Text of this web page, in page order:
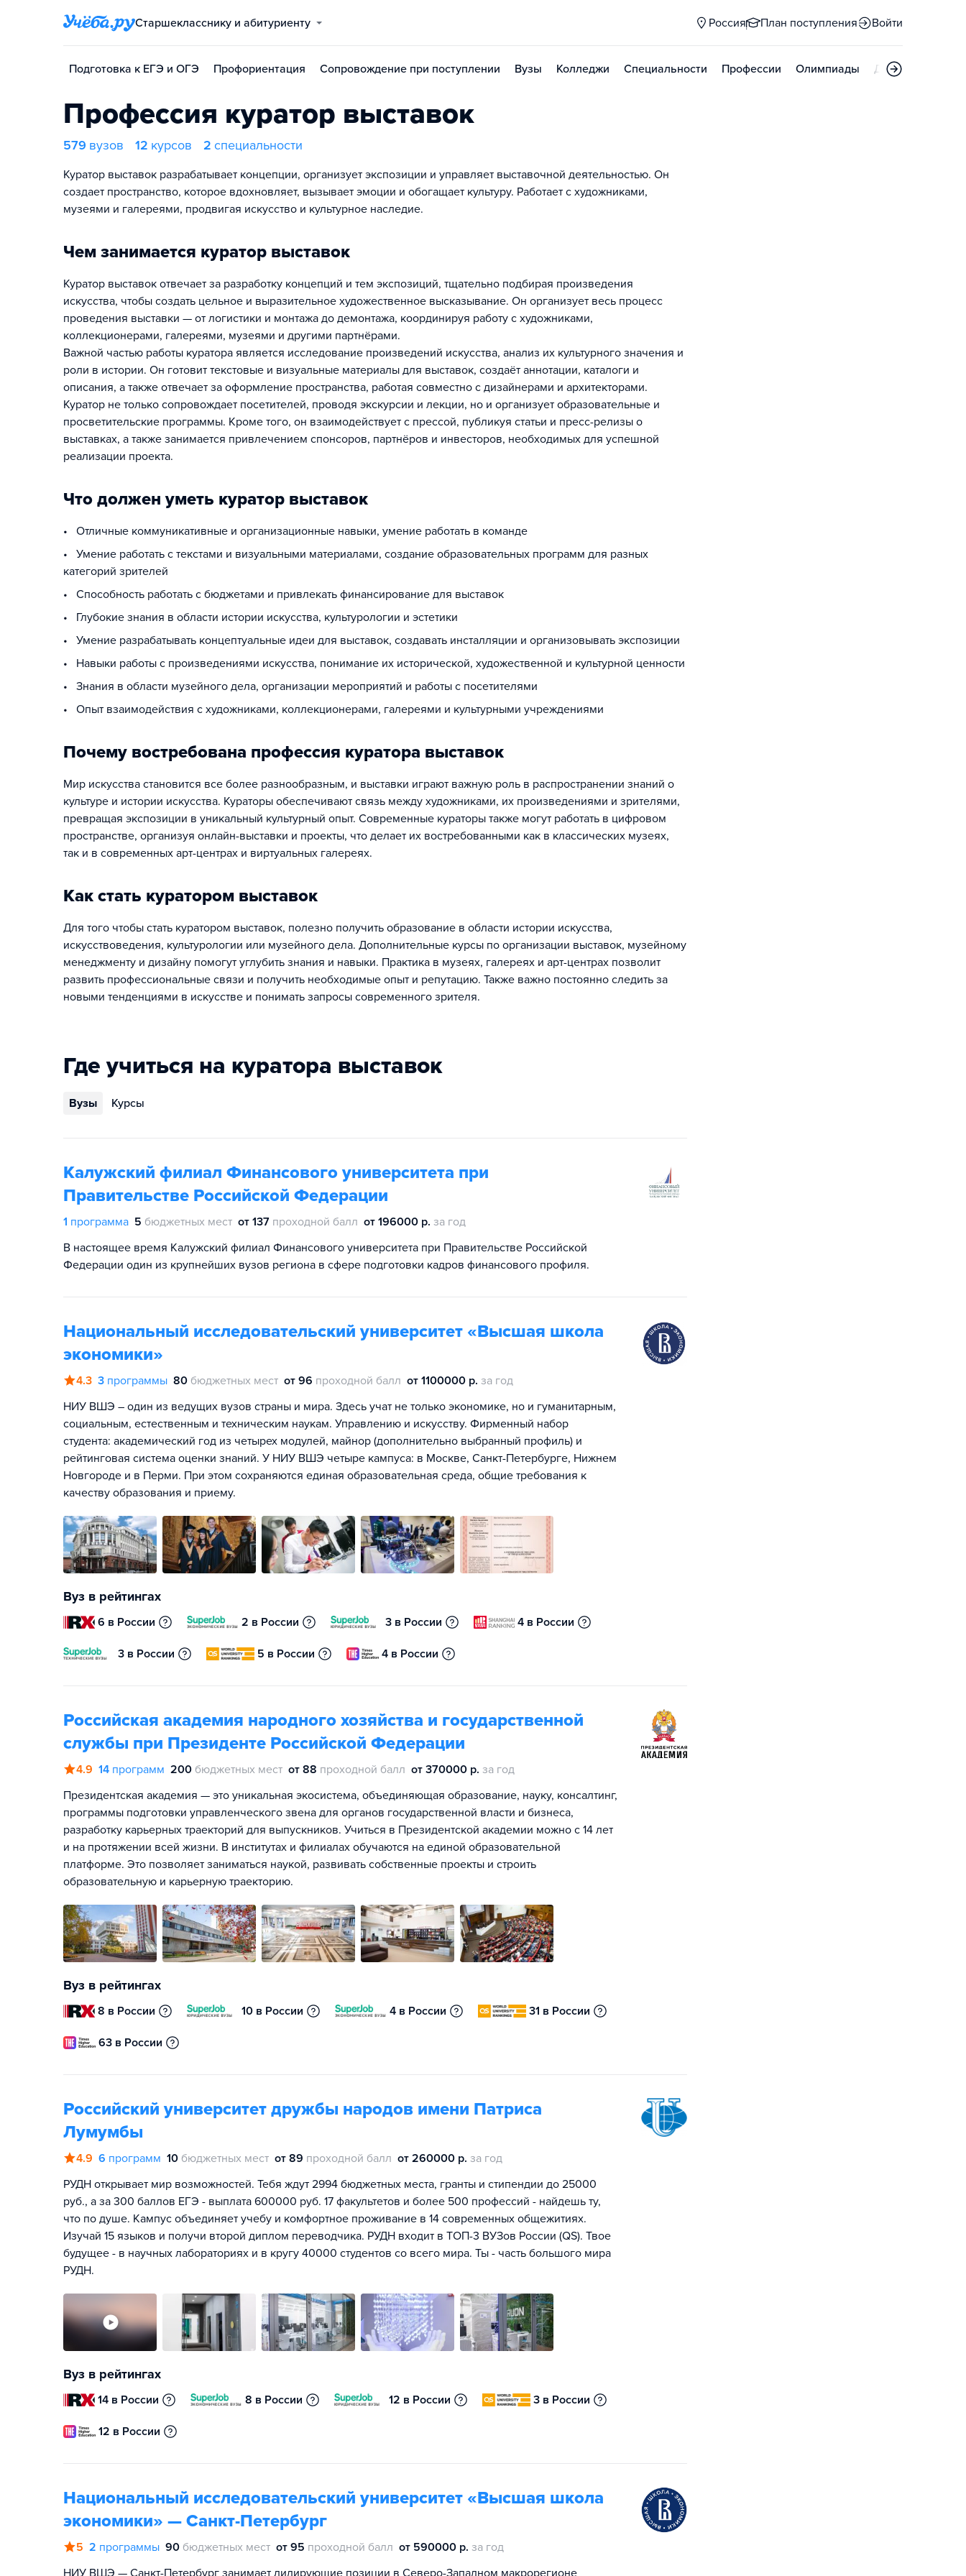
Старшекласснику и абитуриенту Россия План поступления Войти
Подготовка к ЕГЭ и ОГЭ Профориентация Сопровождение при поступлении Вузы Колледжи Специальности Профессии Олимпиады Дни открытых
Профессия куратор выставок
579 вузов 12 курсов 2 специальности
Куратор выставок разрабатывает концепции, организует экспозиции и управляет выставочной деятельностью. Он
создает пространство, которое вдохновляет, вызывает эмоции и обогащает культуру. Работает с художниками,
музеями и галереями, продвигая искусство и культурное наследие.
Чем занимается куратор выставок
Куратор выставок отвечает за разработку концепций и тем экспозиций, тщательно подбирая произведения
искусства, чтобы создать цельное и выразительное художественное высказывание. Он организует весь процесс
проведения выставки — от логистики и монтажа до демонтажа, координируя работу с художниками,
коллекционерами, галереями, музеями и другими партнёрами.
Важной частью работы куратора является исследование произведений искусства, анализ их культурного значения и
роли в истории. Он готовит текстовые и визуальные материалы для выставок, создаёт аннотации, каталоги и
описания, а также отвечает за оформление пространства, работая совместно с дизайнерами и архитекторами.
Куратор не только сопровождает посетителей, проводя экскурсии и лекции, но и организует образовательные и
просветительские программы. Кроме того, он взаимодействует с прессой, публикуя статьи и пресс-релизы о
выставках, а также занимается привлечением спонсоров, партнёров и инвесторов, необходимых для успешной
реализации проекта.
Что должен уметь куратор выставок
• Отличные коммуникативные и организационные навыки, умение работать в команде
• Умение работать с текстами и визуальными материалами, создание образовательных программ для разных
категорий зрителей
• Способность работать с бюджетами и привлекать финансирование для выставок
• Глубокие знания в области истории искусства, культурологии и эстетики
• Умение разрабатывать концептуальные идеи для выставок, создавать инсталляции и организовывать экспозиции
• Навыки работы с произведениями искусства, понимание их исторической, художественной и культурной ценности
• Знания в области музейного дела, организации мероприятий и работы с посетителями
• Опыт взаимодействия с художниками, коллекционерами, галереями и культурными учреждениями
Почему востребована профессия куратора выставок
Мир искусства становится все более разнообразным, и выставки играют важную роль в распространении знаний о
культуре и истории искусства. Кураторы обеспечивают связь между художниками, их произведениями и зрителями,
превращая экспозиции в уникальный культурный опыт. Современные кураторы также могут работать в цифровом
пространстве, организуя онлайн-выставки и проекты, что делает их востребованными как в классических музеях,
так и в современных арт-центрах и виртуальных галереях.
Как стать куратором выставок
Для того чтобы стать куратором выставок, полезно получить образование в области истории искусства,
искусствоведения, культурологии или музейного дела. Дополнительные курсы по организации выставок, музейному
менеджменту и дизайну помогут углубить знания и навыки. Практика в музеях, галереях и арт-центрах позволит
развить профессиональные связи и получить необходимые опыт и репутацию. Также важно постоянно следить за
новыми тенденциями в искусстве и понимать запросы современного зрителя.
Где учиться на куратора выставок
Вузы Курсы
Калужский филиал Финансового университета при
Правительстве Российской Федерации
1 программа 5 бюджетных мест от 137 проходной балл от 196000 р. за год
В настоящее время Калужский филиал Финансового университета при Правительстве Российской
Федерации один из крупнейших вузов региона в сфере подготовки кадров финансового профиля.
Национальный исследовательский университет «Высшая школа
экономики»
4.3 3 программы 80 бюджетных мест от 96 проходной балл от 1100000 р. за год
НИУ ВШЭ – один из ведущих вузов страны и мира. Здесь учат не только экономике, но и гуманитарным,
социальным, естественным и техническим наукам. Управлению и искусству. Фирменный набор
студента: академический год из четырех модулей, майнор (дополнительно выбранный профиль) и
рейтинговая система оценки знаний. У НИУ ВШЭ четыре кампуса: в Москве, Санкт-Петербурге, Нижнем
Новгороде и в Перми. При этом сохраняются единая образовательная среда, общие требования к
качеству образования и приему.
Вуз в рейтингах
6 в России 2 в России 3 в России 4 в России
3 в России 5 в России 4 в России
Российская академия народного хозяйства и государственной
службы при Президенте Российской Федерации
4.9 14 программ 200 бюджетных мест от 88 проходной балл от 370000 р. за год
Президентская академия — это уникальная экосистема, объединяющая образование, науку, консалтинг,
программы подготовки управленческого звена для органов государственной власти и бизнеса,
разработку карьерных траекторий для выпускников. Учиться в Президентской академии можно с 14 лет
и на протяжении всей жизни. В институтах и филиалах обучаются на единой образовательной
платформе. Это позволяет заниматься наукой, развивать собственные проекты и строить
образовательную и карьерную траекторию.
Вуз в рейтингах
8 в России 10 в России 4 в России 31 в России
63 в России
Российский университет дружбы народов имени Патриса
Лумумбы
4.9 6 программ 10 бюджетных мест от 89 проходной балл от 260000 р. за год
РУДН открывает мир возможностей. Тебя ждут 2994 бюджетных места, гранты и стипендии до 25000
руб., а за 300 баллов ЕГЭ - выплата 600000 руб. 17 факультетов и более 500 профессий - найдешь ту,
что по душе. Кампус объединяет учебу и комфортное проживание в 14 современных общежитиях.
Изучай 15 языков и получи второй диплом переводчика. РУДН входит в ТОП-3 ВУЗов России (QS). Твое
будущее - в научных лабораториях и в кругу 40000 студентов со всего мира. Ты - часть большого мира
РУДН.
Вуз в рейтингах
14 в России 8 в России 12 в России 3 в России
12 в России
Национальный исследовательский университет «Высшая школа
экономики» — Санкт-Петербург
5 2 программы 90 бюджетных мест от 95 проходной балл от 590000 р. за год
НИУ ВШЭ — Санкт-Петербург занимает лидирующие позиции в Северо-Западном макрорегионе